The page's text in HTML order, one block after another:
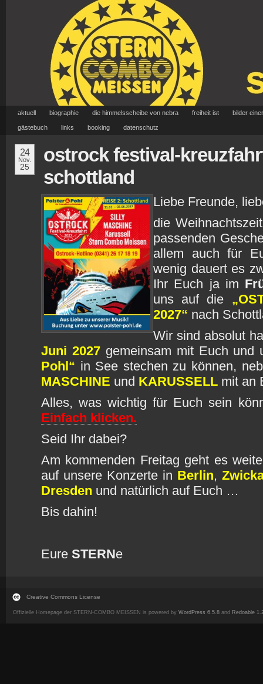
aktuell biographie die himmelsscheibe von nebra freiheit ist bilder
gästebuch links booking datenschutz
24
Nov.
25
ostrock festival-
schottland
Liebe Freunde,
die
passenden
allem auch für
wenig dauert es
Ihr Euch ja im
uns auf die
2027“ nach
Wir sind absolut
Juni 2027gemeinsam mit Euch und
Pohl“ in See stechen zu können,
MASCHINE und KARUSSELL mit an
Alles, was wichtig für Euch sein
Einfach klicken.
Seid Ihr dabei?
Am kommenden Freitag geht es
auf unsere Konzerte in Berlin,
Dresden und natürlich auf Euch …
Bis dahin!
Eure STERNe
Creative Commons License
Offizielle Homepage der STERN-COMBO MEISSEN is powered by WordPress 6.5.8 and Redoable